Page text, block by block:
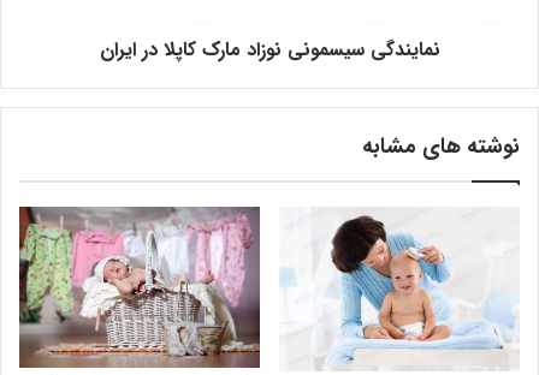
نمایندگی سیسمونی نوزاد مارک کاپلا در ایران
نوشته های مشابه